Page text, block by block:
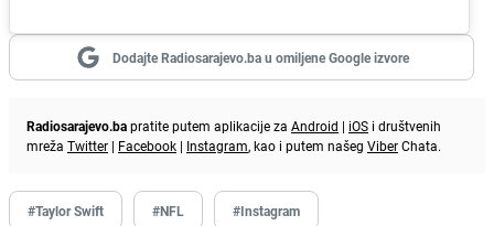
Dodajte Radiosarajevo.ba u omiljene Google izvore
Radiosarajevo.bapratite putem aplikacije za Android | iOS i društvenih
mreža Twitter | Facebook | Instagram, kao i putem našeg ViberChata.
#Taylor Swift #NFL #Instagram